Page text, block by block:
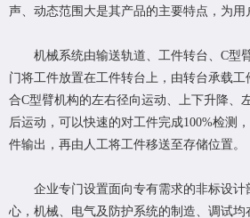
声、动态范围大是其产品的主要特点，为用
机械系统由输送轨道、工件转台、C型
门将工件放置在工件转台上，由转台承载
合C型臂机构的左右径向运动、上下升降、
后运动，可以快速的对工件完成100%检测
件输出，再由人工将工件移送至存储位置。
企业专门设置面向专有需求的非标设计
心，机械、电气及防护系统的制造、调试均